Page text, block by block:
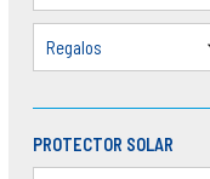
Regalos
PROTECTOR SOLAR